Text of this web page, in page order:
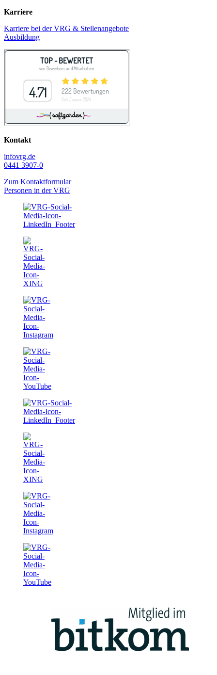
Karriere
Karriere bei der VRG & Stellenangebote
Ausbildung
Kontakt
infovrg.de
0441 3907-0
Zum Kontaktformular
Personen in der VRG